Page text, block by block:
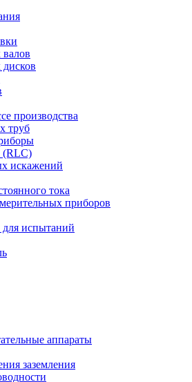
производства
труб
(RLC)
искажений
тока
приборов
испытаний
аппараты
заземления